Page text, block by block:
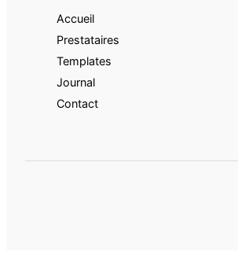
Accueil
Prestataires
Templates
Journal
Contact